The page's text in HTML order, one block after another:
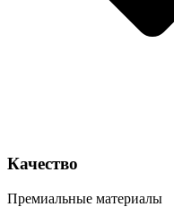
Качество
Премиальные материалы